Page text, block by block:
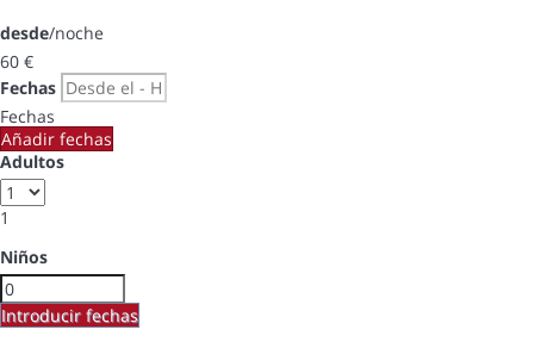
desde/noche
60 €
Fechas
Fechas
Añadir fechas
Adultos
1
Niños
Introducir fechas